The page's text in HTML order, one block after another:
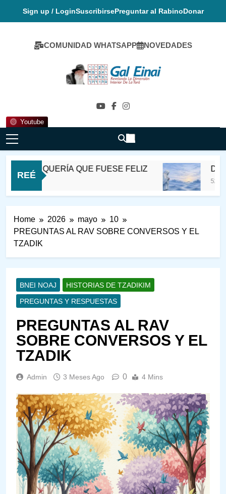
Sign up / LoginSuscribirsePreguntar al RabinoDonar
COMUNIDAD WHATSAPP NOVEDADES
Youtube
Gal Einai En
REÉ
QUERÍA QUE FUESE FELIZ
52 Minutos
Home 2026 mayo
10
PREGUNTAS AL RAV SOBRE CONVERSOS Y EL
TZADIK
BNEI NOAJ
HISTORIAS DE TZADIKIM
PREGUNTAS Y RESPUESTAS
PREGUNTAS AL RAV
SOBRE CONVERSOS Y EL
TZADIK
Admin 3 Meses Ago 0 4 Mins